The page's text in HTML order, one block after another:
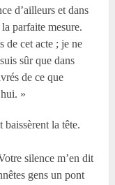
d’ailleurs et dans
parfaite mesure.
de cet acte ; je ne
sûr que dans
de ce que
»
baissèrent la tête.
silence m’en dit
gens un pont